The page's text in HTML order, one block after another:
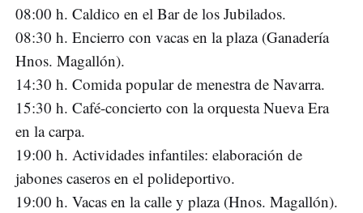
08:00 h. Caldico en el Bar de los Jubilados.
08:30 h. Encierro con vacas en la plaza (Ganadería
Hnos. Magallón).
14:30 h. Comida popular de menestra de Navarra.
15:30 h. Café-concierto con la orquesta Nueva Era
en la carpa.
19:00 h. Actividades infantiles: elaboración de
jabones caseros en el polideportivo.
19:00 h. Vacas en la calle y plaza (Hnos. Magallón).